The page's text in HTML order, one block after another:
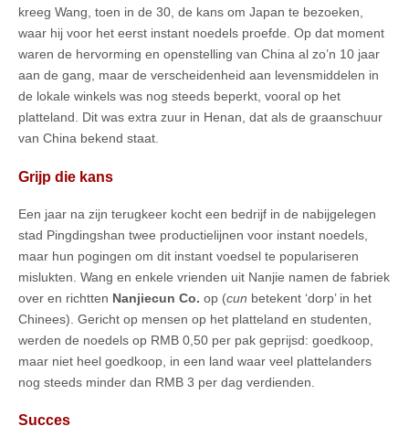
kreeg Wang, toen in de 30, de kans om Japan te bezoeken,
waar hij voor het eerst instant noedels proefde. Op dat moment
waren de hervorming en openstelling van China al zo’n 10 jaar
aan de gang, maar de verscheidenheid aan levensmiddelen in
de lokale winkels was nog steeds beperkt, vooral op het
platteland. Dit was extra zuur in Henan, dat als de graanschuur
van China bekend staat.
Grijp die kans
Een jaar na zijn terugkeer kocht een bedrijf in de nabijgelegen
stad Pingdingshan twee productielijnen voor instant noedels,
maar hun pogingen om dit instant voedsel te populariseren
mislukten. Wang en enkele vrienden uit Nanjie namen de fabriek
over en richtten Nanjiecun Co. op (cun betekent ‘dorp’ in het
Chinees). Gericht op mensen op het platteland en studenten,
werden de noedels op RMB 0,50 per pak geprijsd: goedkoop,
maar niet heel goedkoop, in een land waar veel plattelanders
nog steeds minder dan RMB 3 per dag verdienden.
Succes